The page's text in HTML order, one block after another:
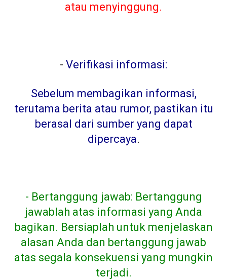
atau menyinggung.
- Verifikasi informasi:
Sebelum membagikan informasi,
terutama berita atau rumor, pastikan itu
berasal dari sumber yang dapat
dipercaya.
- Bertanggung jawab: Bertanggung
jawablah atas informasi yang Anda
bagikan. Bersiaplah untuk menjelaskan
alasan Anda dan bertanggung jawab
atas segala konsekuensi yang mungkin
terjadi.